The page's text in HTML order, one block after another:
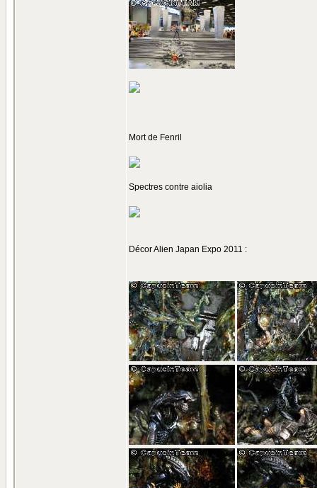
Mort de Fenril
Spectres contre aiolia
Décor Alien Japan Expo 2011 :